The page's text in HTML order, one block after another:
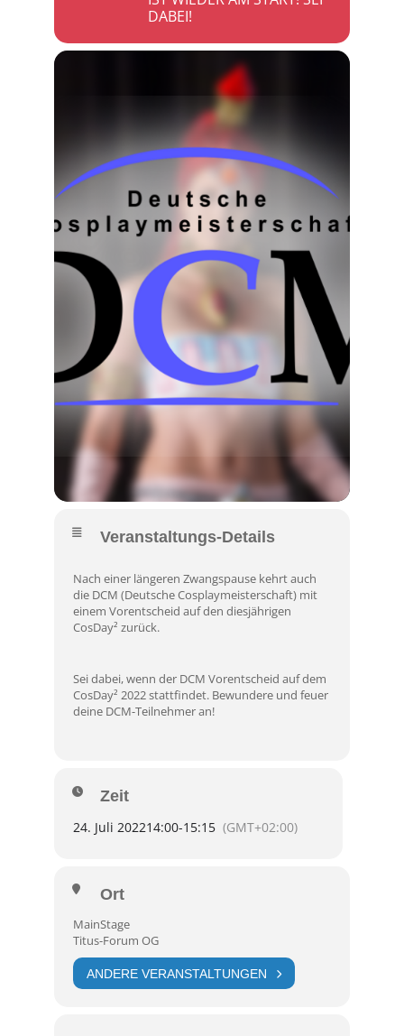
DABEI!
Veranstaltungs-Details
Nach einer längeren Zwangspause kehrt auch
die DCM (Deutsche Cosplaymeisterschaft) mit
einem Vorentscheid auf den diesjährigen
CosDay² zurück.
Sei dabei, wenn der DCM Vorentscheid auf dem
CosDay² 2022 stattfindet. Bewundere und feuer
deine DCM-Teilnehmer an!
Zeit
24. Juli 202214:00-15:15 (GMT+02:00)
Ort
MainStage
Titus-Forum OG
ANDERE VERANSTALTUNGEN